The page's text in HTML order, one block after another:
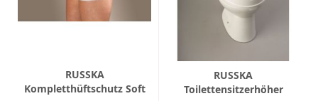
RUSSKA
Kompletthüftschutz Soft
RUSSKA
Toilettensitzerhöher